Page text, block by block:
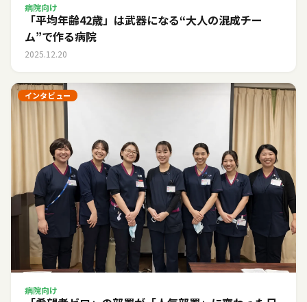
病院向け
「平均年齢42歳」は武器になる――“大人の混成チー
ム”で作る病院
2025.12.20
インタビュー
病院向け